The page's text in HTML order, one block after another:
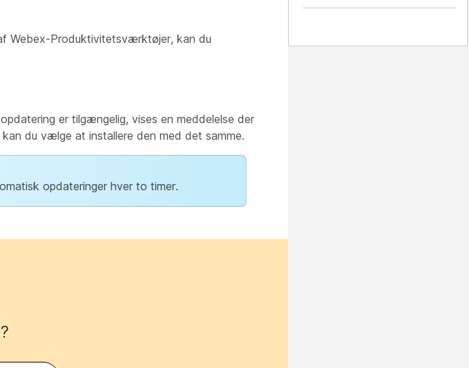
Webex-Produktivitetsværktøjer, kan du
er tilgængelig, vises en meddelelse der
du vælge at installere den med det samme.
opdateringer hver to timer.